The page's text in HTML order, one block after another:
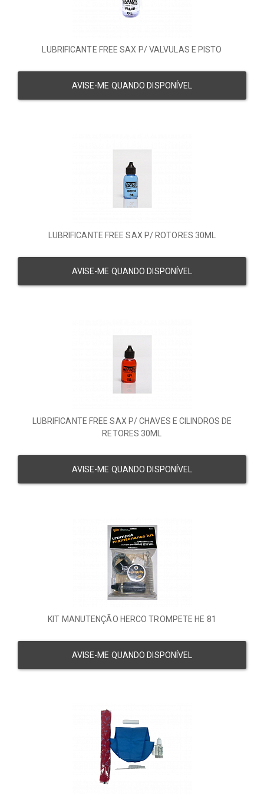
LUBRIFICANTE FREE SAX P/ VALVULAS E PISTO
AVISE-ME QUANDO DISPONÍVEL
LUBRIFICANTE FREE SAX P/ ROTORES 30ML
AVISE-ME QUANDO DISPONÍVEL
LUBRIFICANTE FREE SAX P/ CHAVES E CILINDROS DE
RETORES 30ML
AVISE-ME QUANDO DISPONÍVEL
KIT MANUTENÇÃO HERCO TROMPETE HE 81
AVISE-ME QUANDO DISPONÍVEL